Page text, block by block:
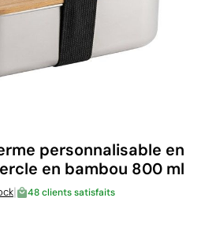
personnalisable en
en bambou 800 ml
| 48 clients satisfaits